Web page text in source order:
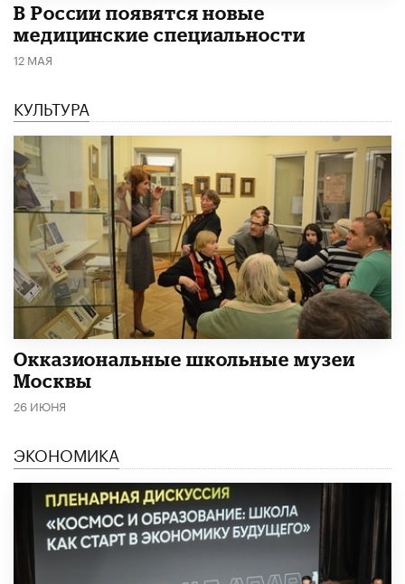
В России появятся новые
медицинские специальности
12 МАЯ
КУЛЬТУРА
​Окказиональные школьные музеи
Москвы
26 ИЮНЯ
ЭКОНОМИКА